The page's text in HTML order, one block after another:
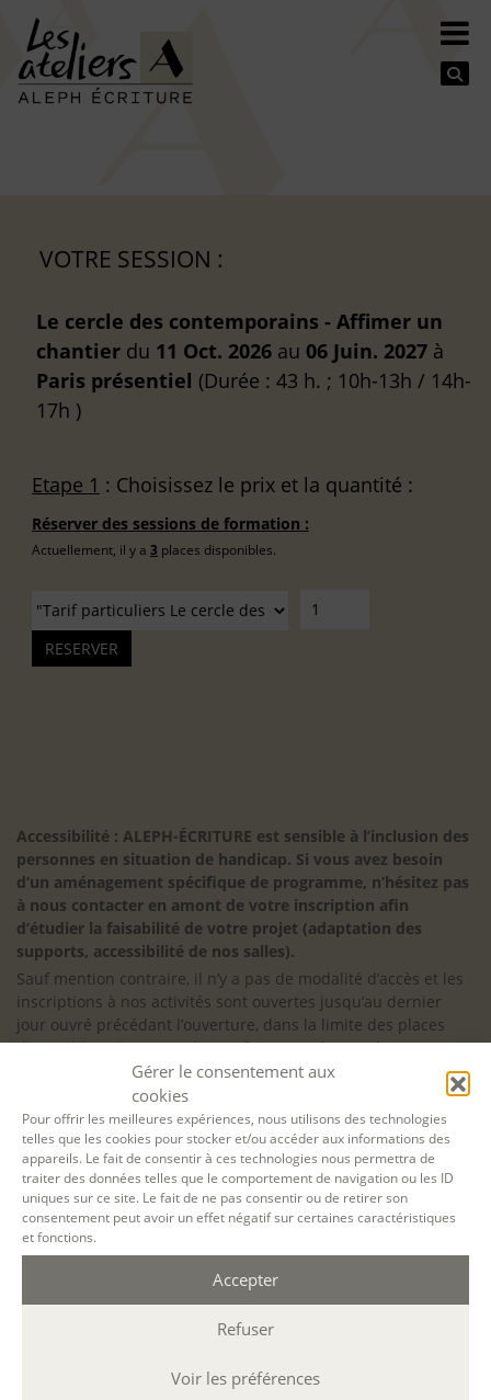
Gérer le consentement aux
cookies
Pour offrir les meilleures expériences, nous utilisons des technologies
telles que les cookies pour stocker et/ou accéder aux informations des
appareils. Le fait de consentir à ces technologies nous permettra de
traiter des données telles que le comportement de navigation ou les ID
uniques sur ce site. Le fait de ne pas consentir ou de retirer son
consentement peut avoir un effet négatif sur certaines caractéristiques
et fonctions.
Accepter
Refuser
Voir les préférences
VOTRE SESSION :
Le cercle des contemporains - Affimer un
chantier du 11 Oct. 2026 au 06 Juin. 2027 à
Paris présentiel (Durée : 43 h. ; 10h-13h / 14h-
17h )
Etape 1 : Choisissez le prix et la quantité :
Réserver des sessions de formation :
Actuellement, il y a 3 places disponibles.
Accessibilité : ALEPH-ÉCRITURE est sensible à l’inclusion des
personnes en situation de handicap. Si vous avez besoin
d’un aménagement spécifique de programme, n’hésitez pas
à nous contacter en amont de votre inscription afin
d’étudier la faisabilité de votre projet (adaptation des
supports, accessibilité de nos salles).
Sauf mention contraire, il n’y a pas de modalité d’accès et les
inscriptions à nos activités sont ouvertes jusqu’au dernier
jour ouvré précédant l’ouverture, dans la limite des places
disponibles. Si vous souhaitez faire prendre en charge votre
formation (Afdas, France Travail…), la demande d’inscription
est à effectuer au plus tard un mois avant le début de la
formation.
NOS ATELIERS
Découverte
L’école d’écriture
La fabrique du manuscrit
Les stages pour artistes-auteurs
Se former à la biographie